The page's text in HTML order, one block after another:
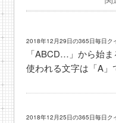
2018年12月29日の365日毎日ク
「ABCD…」から始
使われる文字は「A」
2018年12月25日の365日毎日ク